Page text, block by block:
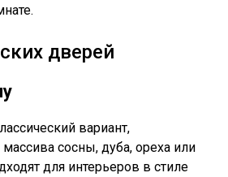
дверей
вариант,
сосны, дуба, ореха или
для интерьеров в стиле